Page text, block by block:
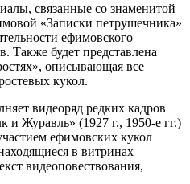
связанные со знаменитой
«Записки петрушечника»
ефимовского
Также будет представлена
описывающая все
кукол.
видеоряд редких кадров
и Журавль» (1927 г., 1950-е гг.)
ефимовских кукол
в витринах
видеоповествования,